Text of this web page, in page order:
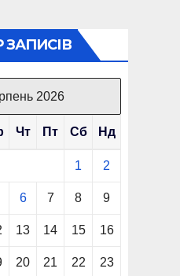
2026
Чт Пт Сб Нд
1 2
6 7 8 9
13 14 15 16
20 21 22 23